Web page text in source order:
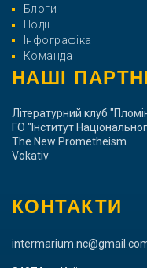
Блоги
Події
Інфографіка
Команда
НАШІ
Літературний клуб
ГО "Інститут
The New Prometheism
Vokativ
КОНТАКТИ